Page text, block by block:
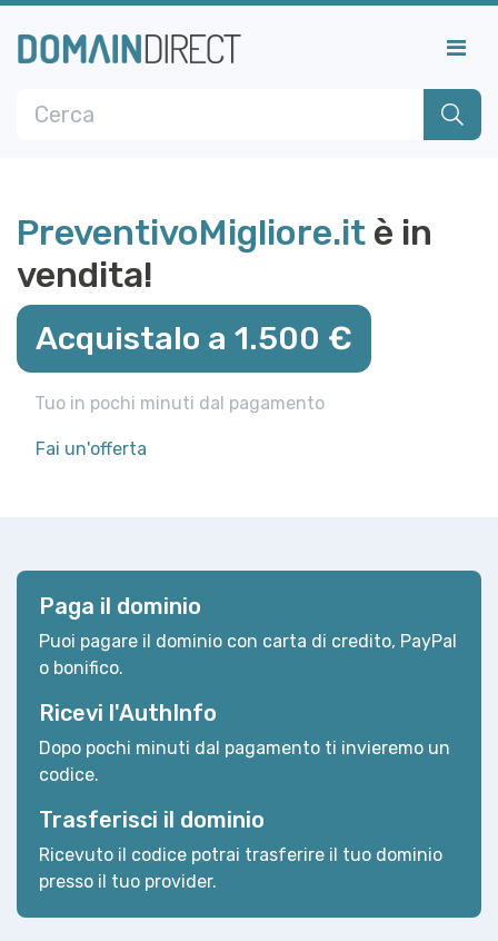
PreventivoMigliore.it è in
vendita!
Acquistalo a 1.500 €
Tuo in pochi minuti dal pagamento
Fai un'offerta
Paga il dominio
Puoi pagare il dominio con carta di credito, PayPal
o bonifico.
Ricevi l'AuthInfo
Dopo pochi minuti dal pagamento ti invieremo un
codice.
Trasferisci il dominio
Ricevuto il codice potrai trasferire il tuo dominio
presso il tuo provider.